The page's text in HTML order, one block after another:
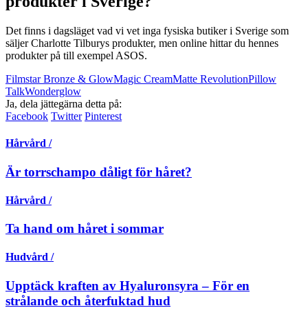
Det finns i dagsläget vad vi vet inga fysiska butiker i Sverige som
säljer Charlotte Tilburys produkter, men online hittar du hennes
produkter på till exempel ASOS.
Filmstar Bronze & GlowMagic CreamMatte RevolutionPillow
TalkWonderglow
Ja, dela jättegärna detta på:
Facebook Twitter Pinterest
Hårvård /
Är torrschampo dåligt för håret?
Hårvård /
Ta hand om håret i sommar
Hudvård /
Upptäck kraften av Hyaluronsyra – För en
strålande och återfuktad hud